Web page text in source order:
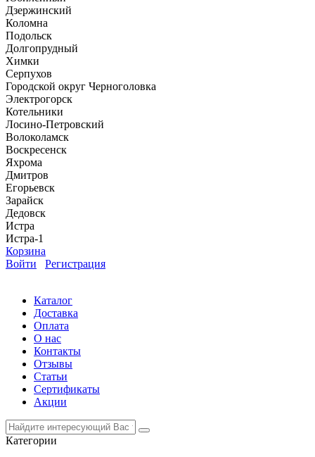
Дзержинский
Коломна
Подольск
Долгопрудный
Химки
Серпухов
Городской округ Черноголовка
Электрогорск
Котельники
Лосино-Петровский
Волоколамск
Воскресенск
Яхрома
Дмитров
Егорьевск
Зарайск
Дедовск
Истра
Истра-1
Корзина
Войти
Регистрация
Каталог
Доставка
Оплата
О нас
Контакты
Отзывы
Статьи
Сертификаты
Акции
Категории